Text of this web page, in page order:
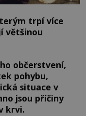
trpí více
většinou
občerstvení,
pohybu,
situace v
jsou příčiny
krvi.